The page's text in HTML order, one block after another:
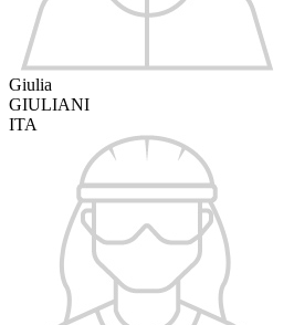
Giulia
GIULIANI
ITA